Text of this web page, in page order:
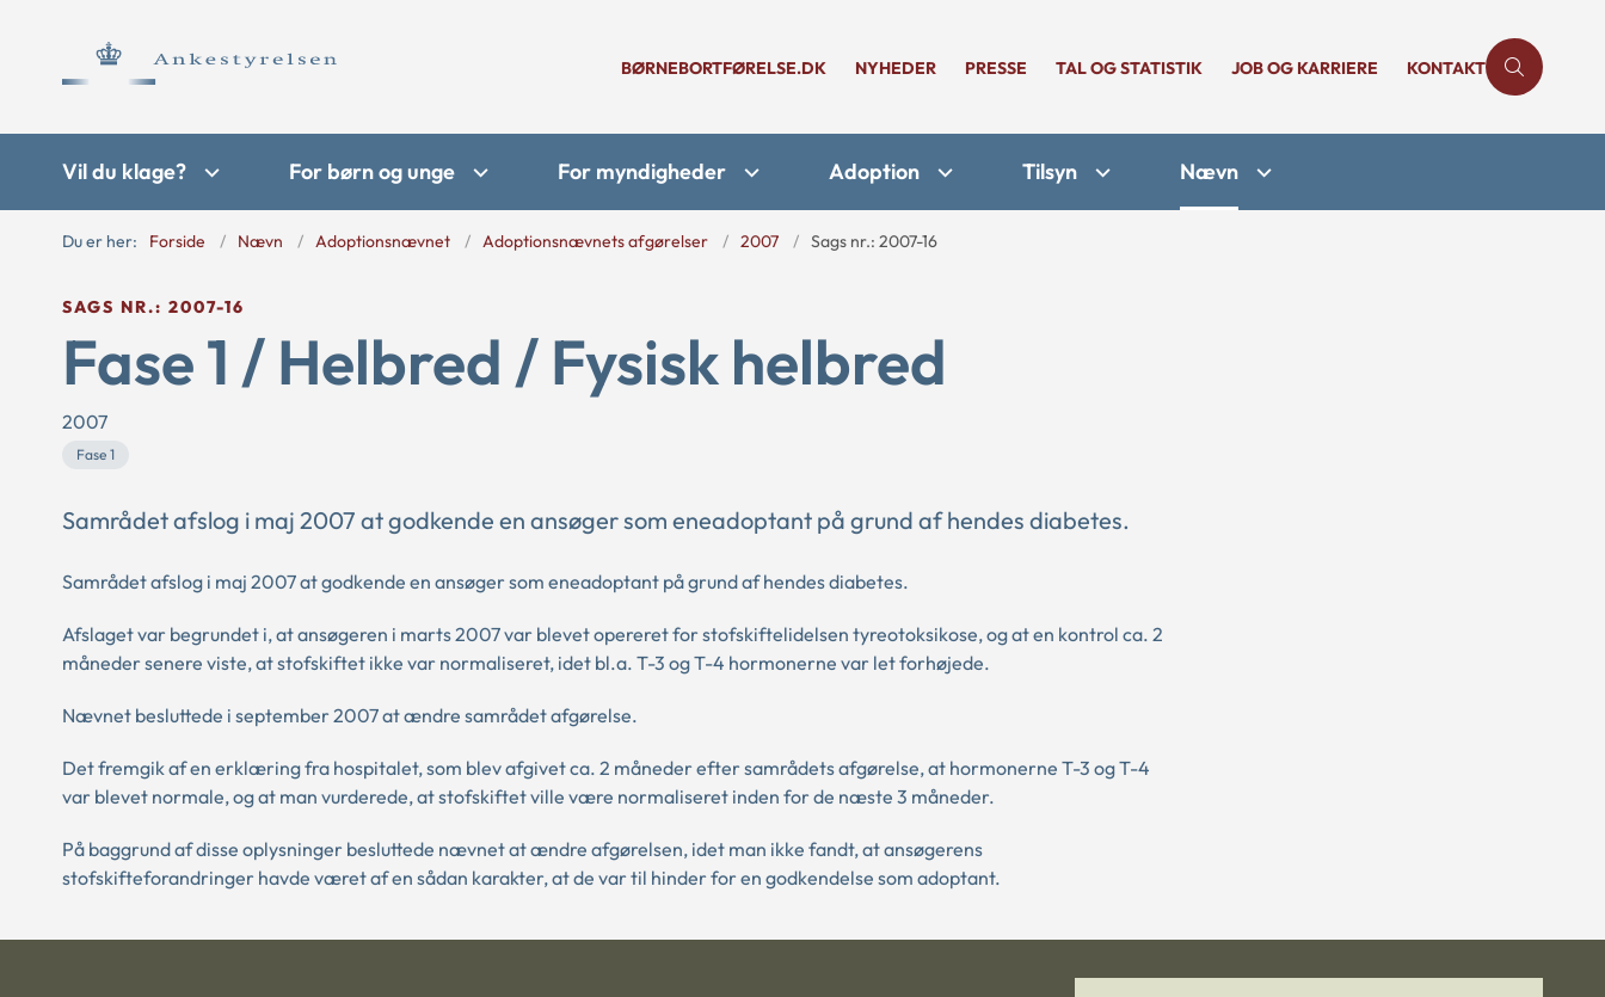
BØRNEBORTFØRELSE.DK NYHEDER PRESSE TAL OG STATISTIK JOB OG KARRIERE KONTAKT
Vil du klage? For børn og unge For myndigheder Adoption Tilsyn Nævn
Du er her: Forside Nævn Adoptionsnævnet Adoptionsnævnets afgørelser 2007 Sags nr.: 2007-16
SAGS NR.: 2007-16
Fase 1 / Helbred / Fysisk helbred
2007
Fase 1
Samrådet afslog i maj 2007 at godkende en ansøger som eneadoptant på grund af hendes diabetes.
Samrådet afslog i maj 2007 at godkende en ansøger som eneadoptant på grund af hendes diabetes.
Afslaget var begrundet i, at ansøgeren i marts 2007 var blevet opereret for stofskiftelidelsen tyreotoksikose, og at en kontrol ca. 2
måneder senere viste, at stofskiftet ikke var normaliseret, idet bl.a. T-3 og T-4 hormonerne var let forhøjede.
Nævnet besluttede i september 2007 at ændre samrådet afgørelse.
Det fremgik af en erklæring fra hospitalet, som blev afgivet ca. 2 måneder efter samrådets afgørelse, at hormonerne T-3 og T-4
var blevet normale, og at man vurderede, at stofskiftet ville være normaliseret inden for de næste 3 måneder.
På baggrund af disse oplysninger besluttede nævnet at ændre afgørelsen, idet man ikke fandt, at ansøgerens
stofskifteforandringer havde været af en sådan karakter, at de var til hinder for en godkendelse som adoptant.